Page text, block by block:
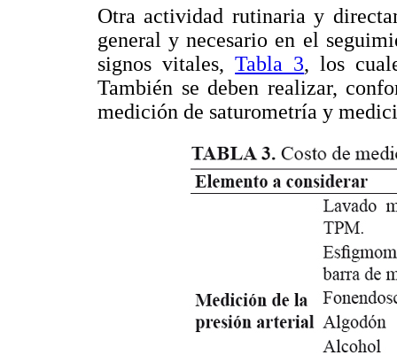
Otra actividad rutinaria y
general y necesario en el
signos vitales,Tabla 3, los
También se deben realizar,
medición de saturometría y